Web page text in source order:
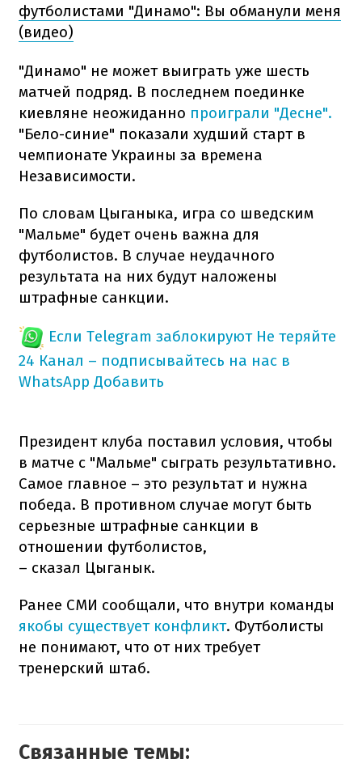
футболистами "Динамо": Вы обманули меня
(видео)
"Динамо" не может выиграть уже шесть
матчей подряд. В последнем поединке
киевляне неожиданно проиграли "Десне".
"Бело-синие" показали худший старт в
чемпионате Украины за времена
Независимости.
По словам Цыганыка, игра со шведским
"Мальме" будет очень важна для
футболистов. В случае неудачного
результата на них будут наложены
штрафные санкции.
Если Telegram заблокируют Не теряйте
24 Канал – подписывайтесь на нас в
WhatsApp Добавить
Президент клуба поставил условия, чтобы
в матче с "Мальме" сыграть результативно.
Самое главное – это результат и нужна
победа. В противном случае могут быть
серьезные штрафные санкции в
отношении футболистов,
– сказал Цыганык.
Ранее СМИ сообщали, что внутри команды
якобы существует конфликт. Футболисты
не понимают, что от них требует
тренерский штаб.
Связанные темы: